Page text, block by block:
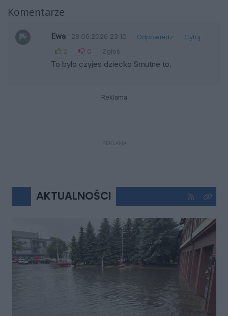
Komentarze
Ewa 28.06.2026 23:10 Odpowiedz
Cytuj
2
0 Zgłoś
To bylo czyjes dziecko Smutne to.
Reklama
REKLAMA
AKTUALNOŚCI Kliknij aby
Kliknij